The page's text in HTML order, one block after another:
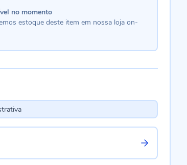
no momento
estoque deste item em nossa loja on-